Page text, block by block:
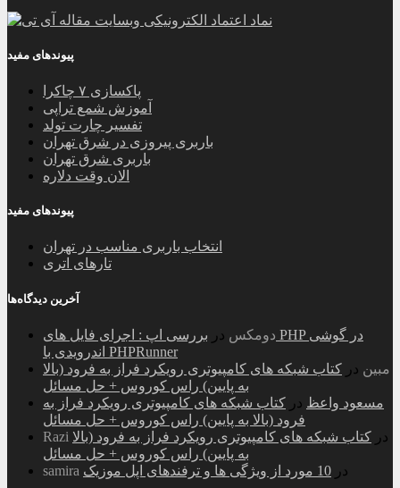
پیوندهای مفید
پاکسازی ۷ چاکرا
آموزش شمع تراپی
تفسیر چارت تولد
باربری پیروزی در شرق تهران
باربری شرق تهران
الان وقت دلاره
پیوندهای مفید
انتخاب باربری مناسب در تهران
تارهای اتری
آخرین دیدگاه‌ها
دومکس در بررسی اپ : اجرای فایل های PHP در گوشی
اندرویدی با PHPRunner
مبین در کتاب شبکه های کامپیوتری رویکرد فراز به فرود (بالا
به پایین) راس کوروس + حل مسائل
مسعود واعظ در کتاب شبکه های کامپیوتری رویکرد فراز به
فرود (بالا به پایین) راس کوروس + حل مسائل
Razi
در کتاب شبکه های کامپیوتری رویکرد فراز به فرود (بالا
به پایین) راس کوروس + حل مسائل
samira
در 10 مورد از ویژگی ها و ترفندهای اپل موزیک